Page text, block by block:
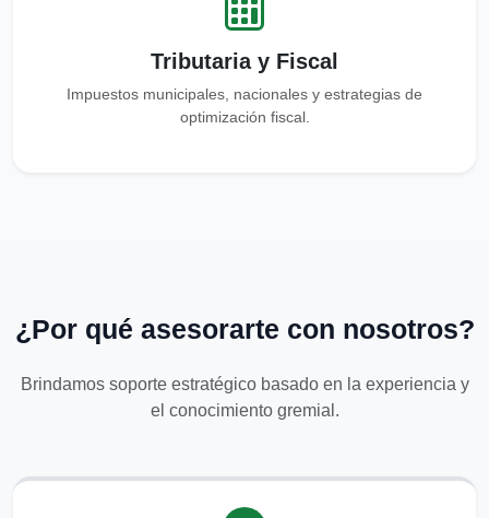
Tributaria y Fiscal
Impuestos municipales, nacionales y estrategias de
optimización fiscal.
¿Por qué asesorarte con nosotros?
Brindamos soporte estratégico basado en la experiencia y
el conocimiento gremial.